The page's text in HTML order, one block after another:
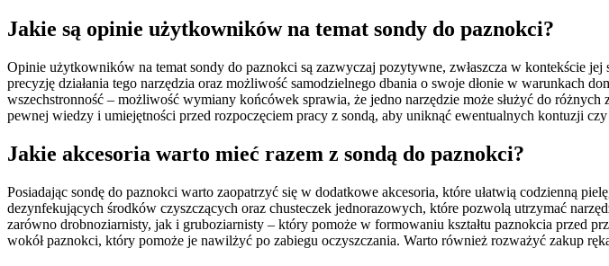
Jakie są opinie użytkowników na temat sondy do paznokci?
Opinie użytkowników na temat sondy do paznokci są zazwyczaj pozytywne, zwłaszcza w kontekście
precyzję działania tego narzędzia oraz możliwość samodzielnego dbania o swoje dłonie w warunkach
wszechstronność – możliwość wymiany końcówek sprawia, że jedno narzędzie może służyć do
pewnej wiedzy i umiejętności przed rozpoczęciem pracy z sondą, aby uniknąć ewentualnych kontuzji
Jakie akcesoria warto mieć razem z sondą do paznokci?
Posiadając sondę do paznokci warto zaopatrzyć się w dodatkowe akcesoria, które ułatwią codzienną
dezynfekujących środków czyszczących oraz chusteczek jednorazowych, które pozwolą utrzymać
zarówno drobnoziarnisty, jak i gruboziarnisty – który pomoże w formowaniu kształtu paznokcia przed
wokół paznokci, który pomoże je nawilżyć po zabiegu oczyszczania. Warto również rozważyć zakup